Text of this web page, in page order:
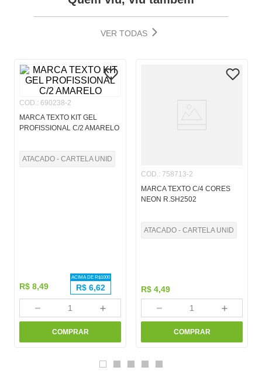
VER TODAS
COD.: 690238-2
MARCA TEXTO KIT GEL
PROFISSIONAL C/2 AMARELO
ATACADO - CARTELA UNID
R$ 8,49
ACIMA DE R$1000
R$ 6,62
＋
－
COMPRAR
COD.: 758713-2
MARCA TEXTO C/4 CORES
NEON R.SH2502
ATACADO - CARTELA UNID
R$ 4,49
＋
－
COMPRAR